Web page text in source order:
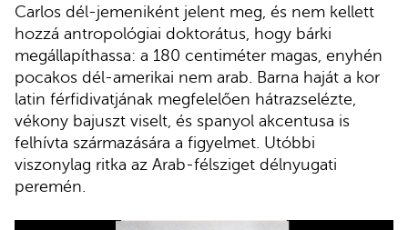
Carlos dél-jemeniként jelent meg, és nem kellett
hozzá antropológiai doktorátus, hogy bárki
megállapíthassa: a 180 centiméter magas, enyhén
pocakos dél-amerikai nem arab. Barna haját a kor
latin férfidivatjának megfelelően hátrazselézte,
vékony bajuszt viselt, és spanyol akcentusa is
felhívta származására a figyelmet. Utóbbi
viszonylag ritka az Arab-félsziget délnyugati
peremén.